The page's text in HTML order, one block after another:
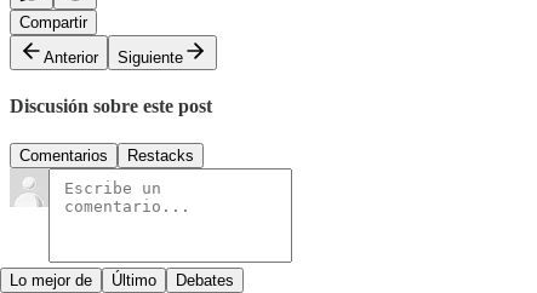
Compartir
Anterior
Siguiente
Discusión sobre este post
Comentarios Restacks
Lo mejor de Último Debates